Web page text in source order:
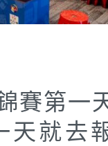
賽第一
天就去